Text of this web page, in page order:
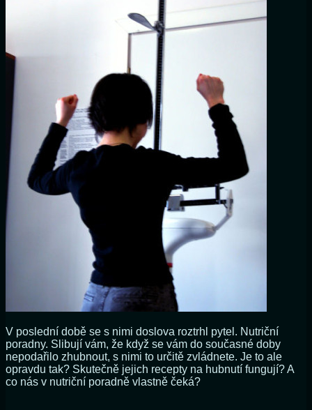
V poslední době se s nimi doslova roztrhl pytel. Nutriční
poradny. Slibují vám, že když se vám do současné doby
nepodařilo zhubnout, s nimi to určitě zvládnete. Je to ale
opravdu tak? Skutečně jejich recepty na hubnutí fungují? A
co nás v nutriční poradně vlastně čeká?